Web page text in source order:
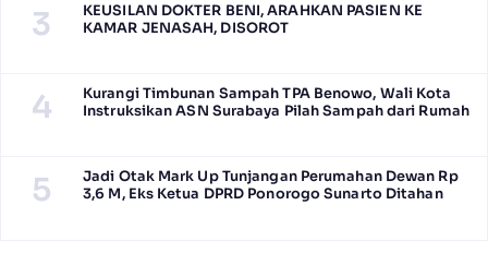
3
KEUSILAN DOKTER BENI, ARAHKAN PASIEN KE
KAMAR JENASAH, DISOROT
4
Kurangi Timbunan Sampah TPA Benowo, Wali Kota
Instruksikan ASN Surabaya Pilah Sampah dari Rumah
5
Jadi Otak Mark Up Tunjangan Perumahan Dewan Rp
3,6 M, Eks Ketua DPRD Ponorogo Sunarto Ditahan